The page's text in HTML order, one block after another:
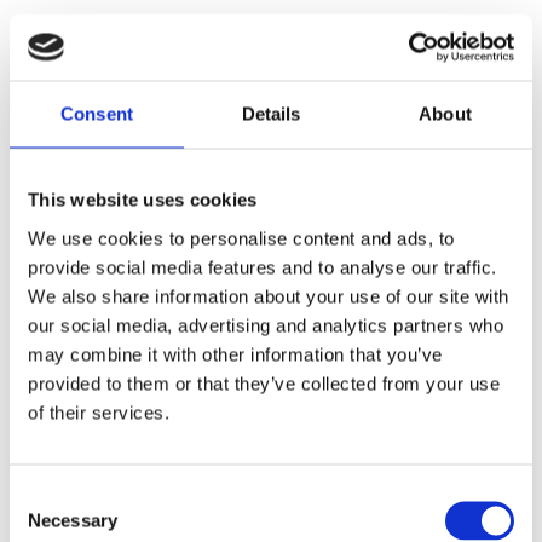
Consent Details About
This website uses cookies
We use cookies to personalise content and ads, to
provide social media features and to analyse our traffic.
We also share information about your use of our site with
our social media, advertising and analytics partners who
may combine it with other information that you’ve
provided to them or that they’ve collected from your use
of their services.
Selection
Necessary
· Sluit daarna de uitzonderingen af. Oude protocollen, gedeelde
accounts, externe accounts zonder eigenaar, service-accounts met
· Koppel toegang aan context. Wie logt in? Vanaf welk apparaat?
welk risiconiveau? Voorwaardelijke toegang is geen magie. Het is
gezond verstand met governance.
· Maak privileges tijdelijk. Beheerdersrechten moeten geen
permanente luxe zijn. Ze moeten tijdgebonden, op behoefte
gebaseerd en gelogd zijn.
· En test het herstel. Back-up is geen bestand. Back-up is een
vaardigheid. Die is pas echt als die beschermd, gescheiden,
herstelbaar en geoefend is.
in aanbestedingen, audits en leveranciersgesprekken wordt beter
gekozen. Punt.